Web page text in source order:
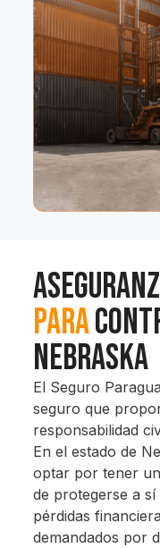
Para
Nebraska
El Seguro
seguro que
responsabilidad
En el estado de
optar por tener
de protegerse a sí
pérdidas
demandados por